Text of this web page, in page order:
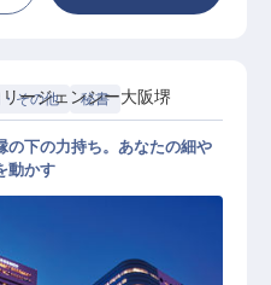
その他 秘書
ージェンシー大阪堺
の下の力持ち。あなたの細や
動かす